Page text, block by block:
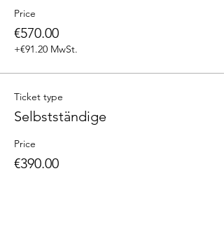
Price
€570.00
+€91.20 MwSt.
Ticket type
Selbstständige
Price
€390.00